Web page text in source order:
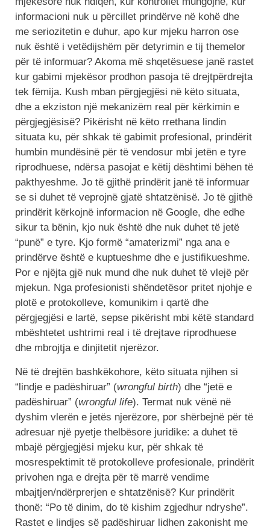
informacioni nuk u përcillet prindërve në kohë dhe
me seriozitetin e duhur, apo kur mjeku harron ose
nuk është i vetëdijshëm për detyrimin e tij themelor
për të informuar? Akoma më shqetësuese janë rastet
kur gabimi mjekësor prodhon pasoja të drejtpërdrejta
tek fëmija. Kush mban përgjegjësi në këto situata,
dhe a ekziston një mekanizëm real për kërkimin e
përgjegjësisë? Pikërisht në këto rrethana lindin
situata ku, për shkak të gabimit profesional, prindërit
humbin mundësinë për të vendosur mbi jetën e tyre
riprodhuese, ndërsa pasojat e këtij dështimi bëhen të
pakthyeshme. Jo të gjithë prindërit janë të informuar
se si duhet të veprojnë gjatë shtatzënisë. Jo të gjithë
prindërit kërkojnë informacion në Google, dhe edhe
sikur ta bënin, kjo nuk është dhe nuk duhet të jetë
“punë” e tyre. Kjo formë “amaterizmi” nga ana e
prindërve është e kuptueshme dhe e justifikueshme.
Por e njëjta gjë nuk mund dhe nuk duhet të vlejë për
mjekun. Nga profesionisti shëndetësor pritet njohje e
plotë e protokolleve, komunikim i qartë dhe
përgjegjësi e lartë, sepse pikërisht mbi këtë standard
mbështetet ushtrimi real i të drejtave riprodhuese
dhe mbrojtja e dinjitetit njerëzor.
Në të drejtën bashkëkohore, këto situata njihen si
“lindje e padëshiruar” (wrongful birth) dhe “jetë e
padëshiruar” (wrongful life). Termat nuk vënë në
dyshim vlerën e jetës njerëzore, por shërbejnë për të
adresuar një pyetje thelbësore juridike: a duhet të
mbajë përgjegjësi mjeku kur, për shkak të
mosrespektimit të protokolleve profesionale, prindërit
privohen nga e drejta për të marrë vendime
mbajtjen/ndërprerjen e shtatzënisë? Kur prindërit
thonë: “Po të dinim, do të kishim zgjedhur ndryshe”.
Rastet e lindjes së padëshiruar lidhen zakonisht me